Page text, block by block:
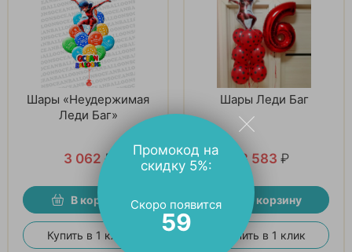
Шары «Неудержимая
Леди Баг»
3 062₽
В корзину
Купить в 1 клик
Шары Леди Баг
3 583 ₽
В корзину
Купить в 1 клик
Промокод на
скидку 5%:
Скоро появится
59